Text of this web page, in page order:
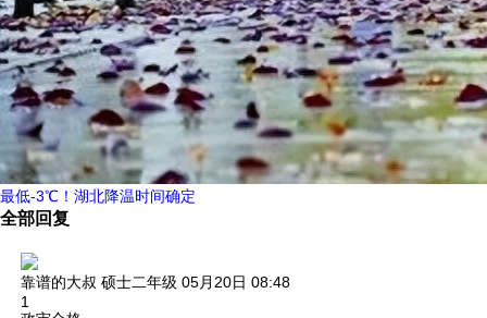
最低-3℃！湖北降温时间确定
全部回复
靠谱的大叔 硕士二年级 05月20日 08:48
1